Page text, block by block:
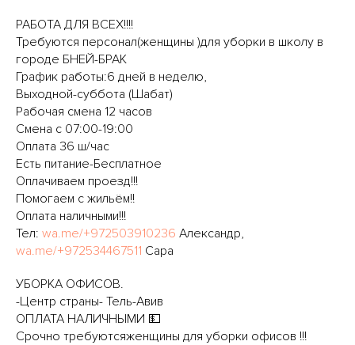
РАБОТА ДЛЯ ВСЕХ!!!!
Требуются персонал(женщины )для уборки в школу в
городе БНЕЙ-БРАК
График работы:6 дней в неделю,
Выходной-суббота (Шабат)
Рабочая смена 12 часов
Смена с 07:00-19:00
Оплата 36 ш/час
Есть питание-Бесплатное
Оплачиваем проезд!!!
Помогаем с жильём!!
Оплата наличными!!!
Тел: wa.me/+972503910236 Александр,
wa.me/+972534467511 Сара
УБОРКА ОФИСОВ.
-Центр страны- Тель-Авив
ОПЛАТА НАЛИЧНЫМИ 💵
Срочно требуютсяженщины для уборки офисов !!!